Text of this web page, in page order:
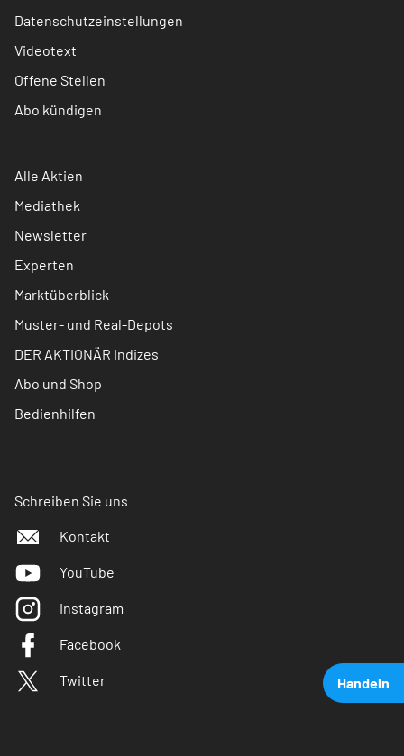
Handeln
Datenschutzeinstellungen
Videotext
Offene Stellen
Abo kündigen
Alle Aktien
Mediathek
Newsletter
Experten
Marktüberblick
Muster- und Real-Depots
DER AKTIONÄR Indizes
Abo und Shop
Bedienhilfen
Schreiben Sie uns
Kontakt
YouTube
Instagram
Facebook
Twitter